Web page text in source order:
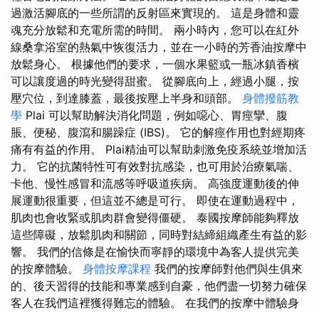
過激活腳底的一些所謂的反射區來實現的。 這是身體和靈
魂充分放鬆和充電所需的時間。 兩小時內，您可以在紅外
線桑拿浴室的熱氣中恢復活力，並在一小時的芳香油按摩中
放鬆身心。 根據他們的要求，一個水果籃或一瓶冰鎮香檳
可以讓度過的時光變得甜蜜。 從腳底向上，經過小腿，按
壓穴位，到達膝蓋，最後按壓上半身和頭部。 身體撥筋教
學 Plai 可以幫助解決消化問題，例如噁心、胃痙攣、腹
脹、便秘、腹瀉和腸躁症 (IBS)。 它的解痙作用也對經期疼
痛有有益的作用。 Plai精油可以幫助刺激免疫系統並增加活
力。 它的抗菌特性可有效對抗感染，也可用於治療氣喘、
卡他、慢性感冒和流感等呼吸道疾病。 高強度運動後的伸
展運動很重要，但這並不總是可行。 即使在運動過程中，
肌肉也會收緊或肌肉群會變得僵硬。 泰國按摩師能夠釋放
這些障礙，放鬆肌肉和關節，同時對結締組織產生有益的影
響。 我們的信條是在愉快而寧靜的環境中為客人提供完美
的按摩體驗。 身體按摩課程 我們的按摩師對他們與生俱來
的、後天習得的技能和專業感到自豪，他們盡一切努力確保
客人在我們這裡獲得難忘的體驗。 在我們的按摩中體驗身